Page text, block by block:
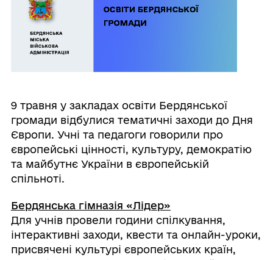
9 травня у закладах освіти Бердянської
громади відбулися тематичні заходи до Дня
Європи. Учні та педагоги говорили про
європейські цінності, культуру, демократію
та майбутнє України в європейській
спільноті.
Бердянська гімназія «Лідер»
Для учнів провели години спілкування,
інтерактивні заходи, квести та онлайн-уроки,
присвячені культурі європейських країн,